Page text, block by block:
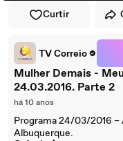
Curtir
TV Correio
Mulher Demais - Meu
24.03.2016. Parte 2
há 10 anos
Programa 24/03/2016 –
Albuquerque.